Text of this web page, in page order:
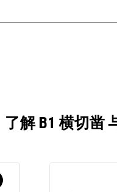
了解 B1 横切凿